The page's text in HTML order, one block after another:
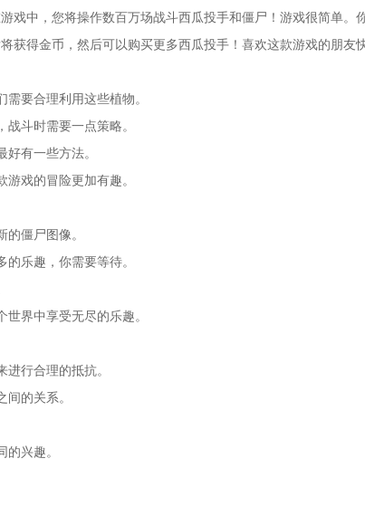
戏中，您将操作数百万场战斗西瓜投手和僵尸！游戏很简单。
获得金币，然后可以购买更多西瓜投手！喜欢这款游戏的朋友
要合理利用这些植物。
斗时需要一点策略。
有一些方法。
戏的冒险更加有趣。
僵尸图像。
乐趣，你需要等待。
界中享受无尽的乐趣。
行合理的抵抗。
的关系。
兴趣。